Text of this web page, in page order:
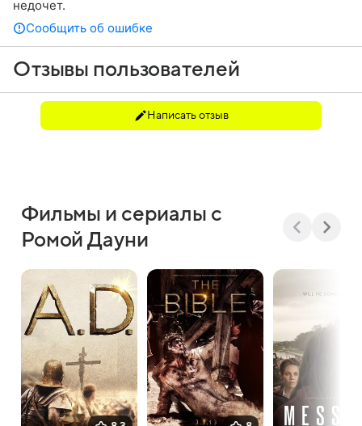
недочет.
Сообщить об ошибке
Отзывы пользователей
Написать отзыв
Фильмы и сериалы с
Ромой Дауни